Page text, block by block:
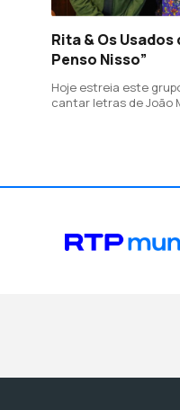
Rita & Os Usados
Penso Nisso”
Hoje estreia este
cantar letras de João